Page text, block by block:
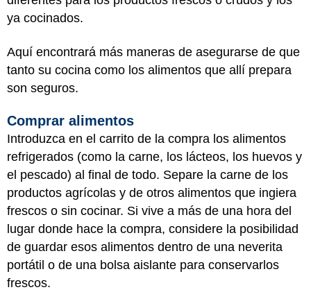
ya cocinados.
Aquí encontrará más maneras de asegurarse de que
tanto su cocina como los alimentos que allí prepara
son seguros.
Comprar alimentos
Introduzca en el carrito de la compra los alimentos
refrigerados (como la carne, los lácteos, los huevos y
el pescado) al final de todo. Separe la carne de los
productos agrícolas y de otros alimentos que ingiera
frescos o sin cocinar. Si vive a más de una hora del
lugar donde hace la compra, considere la posibilidad
de guardar esos alimentos dentro de una neverita
portátil o de una bolsa aislante para conservarlos
frescos.